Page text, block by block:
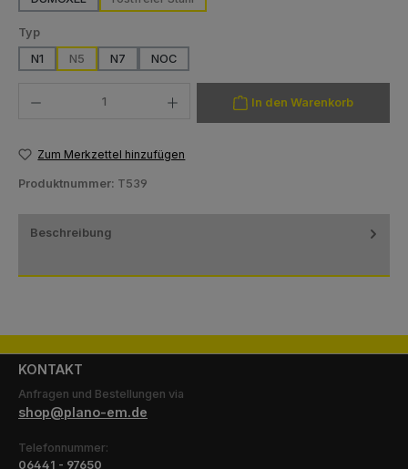
Typauswählen
N1
(Diese Option ist zurzeit nicht verfügbar.)
N5 N7 NOC
In den Warenkorb
Zum Merkzettel hinzufügen
Produktnummer: T539
Beschreibung
KONTAKT
Anfragen und Bestellungen via
shop@plano-em.de
Telefonnummer:
06441 - 97650